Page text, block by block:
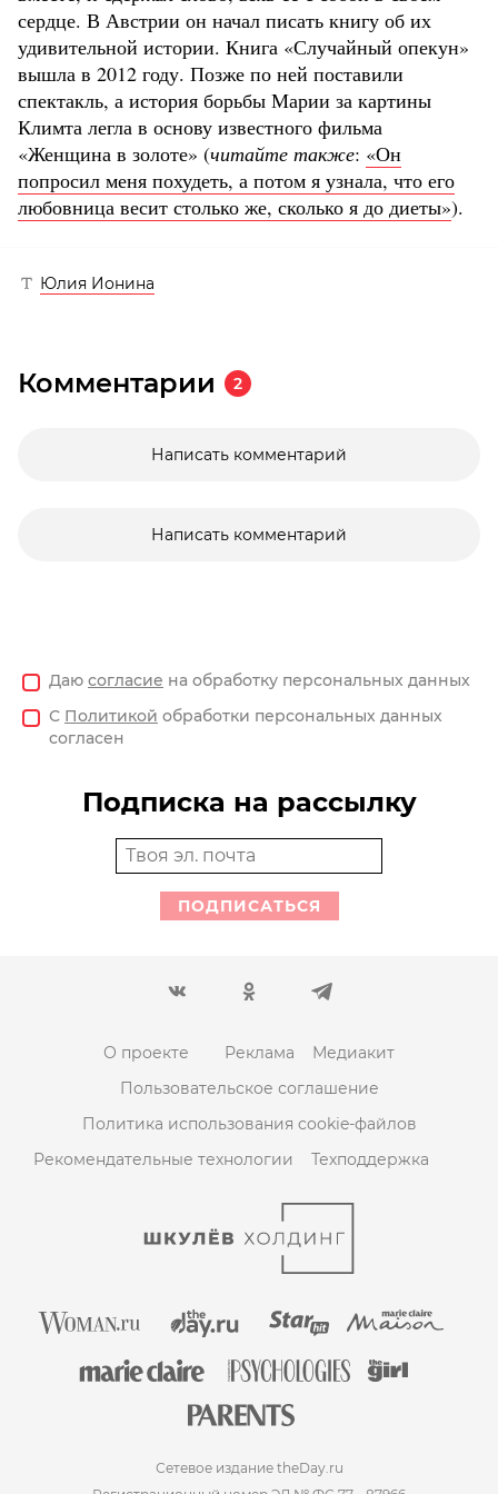
сердце. В Австрии он начал писать книгу об их
удивительной истории. Книга «Случайный опекун»
вышла в 2012 году. Позже по ней поставили
спектакль, а история борьбы Марии за картины
Климта легла в основу известного фильма
«Женщина в золоте» (читайте также: «Он
попросил меня похудеть, а потом я узнала, что его
любовница весит столько же, сколько я до диеты»).
Юлия Ионина
Комментарии 2
Написать комментарий
Написать комментарий
Даю согласие на обработку персональных данных
С Политикой обработки персональных данных
согласен
Подписка на рассылку
ПОДПИСАТЬСЯ
О проекте Реклама
Медиакит
Пользовательское соглашение
Политика использования cookie-файлов
Рекомендательные технологии
Техподдержка
Сетевое издание theDay.ru